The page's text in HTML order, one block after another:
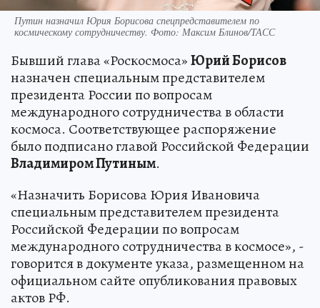
Путин назначил Юрия Борисова спецпредставителем по
космическому сотрудничеству. Фото: Максим Блинов/ТАСС
Бывший глава «Роскосмоса‎»Юрий Борисов
назначен специальным представителем
президента России по вопросам
международного сотрудничества в области
космоса. Соответствующее распоряжение
было подписано главой Российской Федерации
Владимиром Путиным.
«Назначить Борисова Юрия Ивановича
специальным представителем президента
Российской Федерации по вопросам
международного сотрудничества в космосе‎», -
говорится в документе указа, размещенном на
официальном сайте опубликования правовых
актов РФ.